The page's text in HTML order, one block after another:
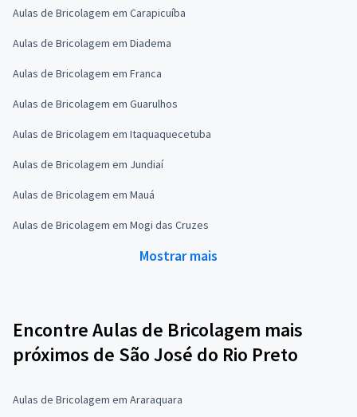
Aulas de Bricolagem em Carapicuíba
Aulas de Bricolagem em Diadema
Aulas de Bricolagem em Franca
Aulas de Bricolagem em Guarulhos
Aulas de Bricolagem em Itaquaquecetuba
Aulas de Bricolagem em Jundiaí
Aulas de Bricolagem em Mauá
Aulas de Bricolagem em Mogi das Cruzes
Mostrar mais
Encontre Aulas de Bricolagem mais
próximos de São José do Rio Preto
Aulas de Bricolagem em Araraquara